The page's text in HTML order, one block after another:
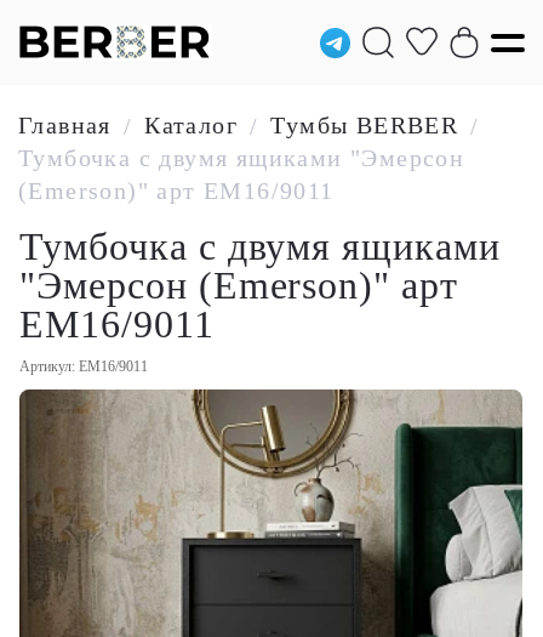
Главная / Каталог / Тумбы BERBER /
Тумбочка с двумя ящиками "Эмерсон
(Emerson)" арт EM16/9011
Тумбочка с двумя ящиками
"Эмерсон (Emerson)" арт
EM16/9011
Артикул: EM16/9011